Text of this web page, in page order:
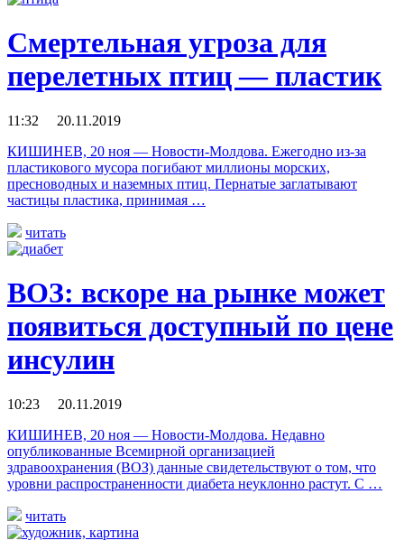
Cмертельная угроза для
перелетных птиц — пластик
11:32 20.11.2019
КИШИНЕВ, 20 ноя — Новости-Молдова. Ежегодно из-за
пластикового мусора погибают миллионы морских,
пресноводных и наземных птиц. Пернатые заглатывают
частицы пластика, принимая …
читать
ВОЗ: вскоре на рынке может
появиться доступный по цене
инсулин
10:23 20.11.2019
КИШИНЕВ, 20 ноя — Новости-Молдова. Недавно
опубликованные Всемирной организацией
здравоохранения (ВОЗ) данные свидетельствуют о том, что
уровни распространенности диабета неуклонно растут. С …
читать